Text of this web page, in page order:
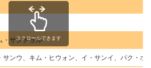
・サンチョル
サンウ、キム・ヒウォン、イ・サンイ、パク・
スクロールできます